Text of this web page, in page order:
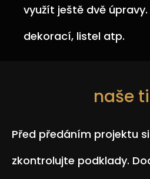
využít ještě dvě
dekorací, listel atp.
naše
Před předáním projektu
zkontrolujte podklady.